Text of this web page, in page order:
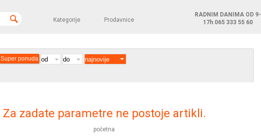
Kategorije Prodavnice
RADNIM DANIMA OD 9-
17h 065 333 55 60
Super ponuda
Za zadate parametre ne postoje artikli.
početna